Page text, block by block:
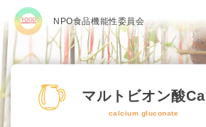
NPO食品機能性委員会
マルトビオン酸Ca
calcium gluconate